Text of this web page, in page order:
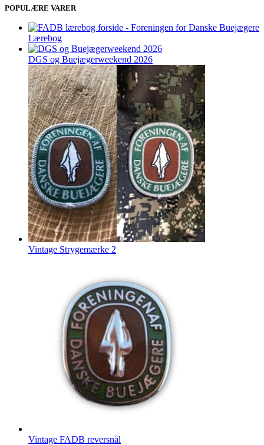
POPULÆRE VARER
Lærebog
DGS og Buejægerweekend 2026
Vintage Strygemærke 2
Vintage FADB reversnål